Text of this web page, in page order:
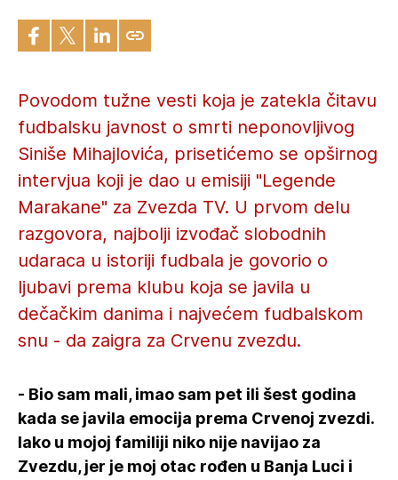
Povodom tužne vesti koja je zatekla čitavu
fudbalsku javnost o smrti neponovljivog
Siniše Mihajlovića, prisetićemo se opširnog
intervjua koji je dao u emisiji "Legende
Marakane" za Zvezda TV. U prvom delu
razgovora, najbolji izvođač slobodnih
udaraca u istoriji fudbala je govorio o
ljubavi prema klubu koja se javila u
dečačkim danima i najvećem fudbalskom
snu - da zaigra za Crvenu zvezdu.
- Bio sam mali, imao sam pet ili šest godina
kada se javila emocija prema Crvenoj zvezdi.
Iako u mojoj familiji niko nije navijao za
Zvezdu, jer je moj otac rođen u Banja Luci i